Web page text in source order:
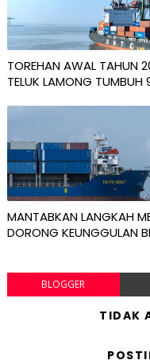
TOREHAN AWAL TAHUN
TELUK LAMONG TUMBUH
MANTABKAN LANGKAH
DORONG KEUNGGULAN
BLOGGER
TIDAK